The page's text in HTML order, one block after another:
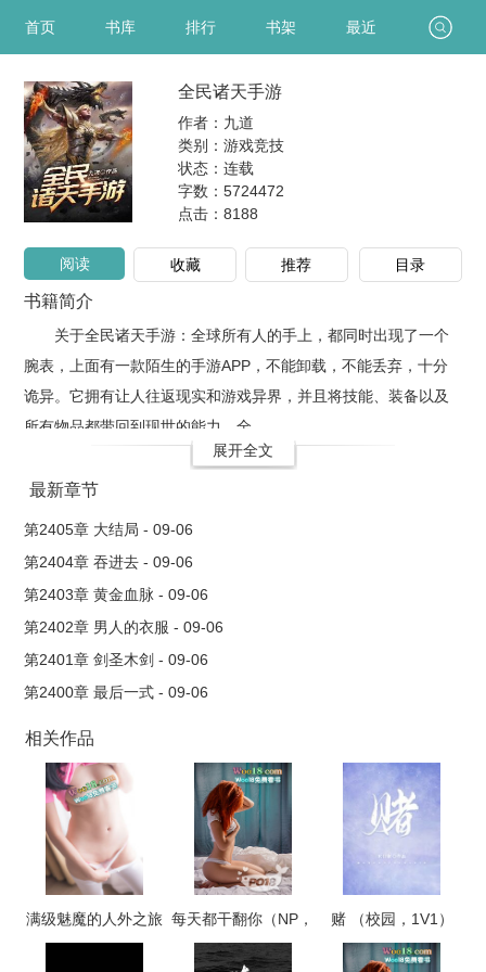
首页 书库 排行 书架 最近
全民诸天手游
作者：九道
类别：游戏竞技
状态：连载
字数：5724472
点击： 8188
阅读 收藏 推荐 目录
书籍简介
关于全民诸天手游：全球所有人的手上，都同时出现了一个
腕表，上面有一款陌生的手游APP，不能卸载，不能丢弃，十分
诡异。它拥有让人往返现实和游戏异界，并且将技能、装备以及
所有物品都带回到现世的能力。全..
展开全文
最新章节
第2405章 大结局 - 09-06
第2404章 吞进去 - 09-06
第2403章 黄金血脉 - 09-06
第2402章 男人的衣服 - 09-06
第2401章 剑圣木剑 - 09-06
第2400章 最后一式 - 09-06
相关作品
满级魅魔的人外之旅 每天都干翻你（NP，
高H）
赌 （校园，1V1）